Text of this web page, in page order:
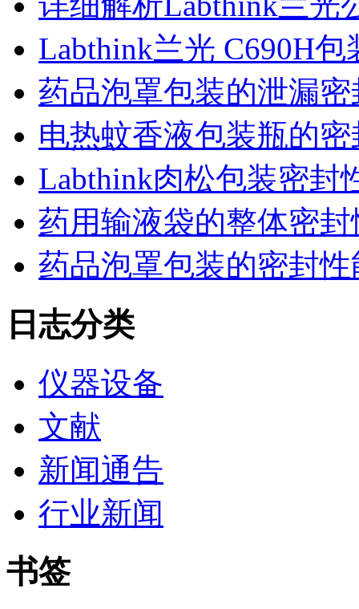
Labthink兰光 C690H
药品泡罩包装的泄漏
电热蚊香液包装瓶的
Labthink肉松包装密封
药用输液袋的整体密
药品泡罩包装的密封
日志分类
仪器设备
文献
新闻通告
行业新闻
书签